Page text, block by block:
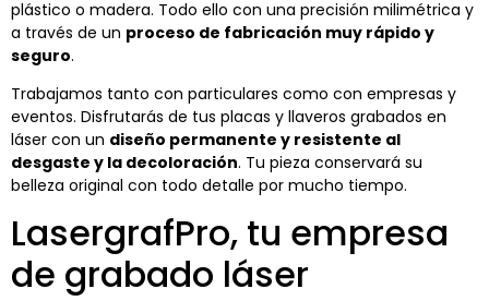
plástico o madera. Todo ello con una precisión milimétrica y
a través de un proceso de fabricación muy rápido y
seguro.
Trabajamos tanto con particulares como con empresas y
eventos. Disfrutarás de tus placas y llaveros grabados en
láser con un diseño permanente y resistente al
desgaste y la decoloración. Tu pieza conservará su
belleza original con todo detalle por mucho tiempo.
LasergrafPro, tu empresa
de grabado láser